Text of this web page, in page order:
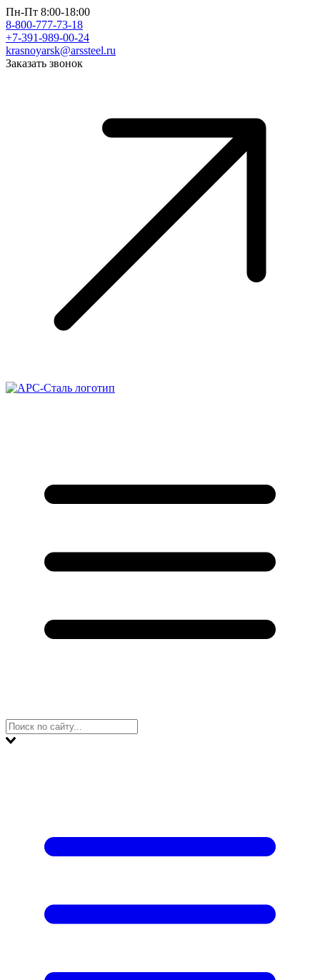
Пн-Пт 8:00-18:00
8-800-777-73-18
+7-391-989-00-24
krasnoyarsk@arssteel.ru
Заказать звонок